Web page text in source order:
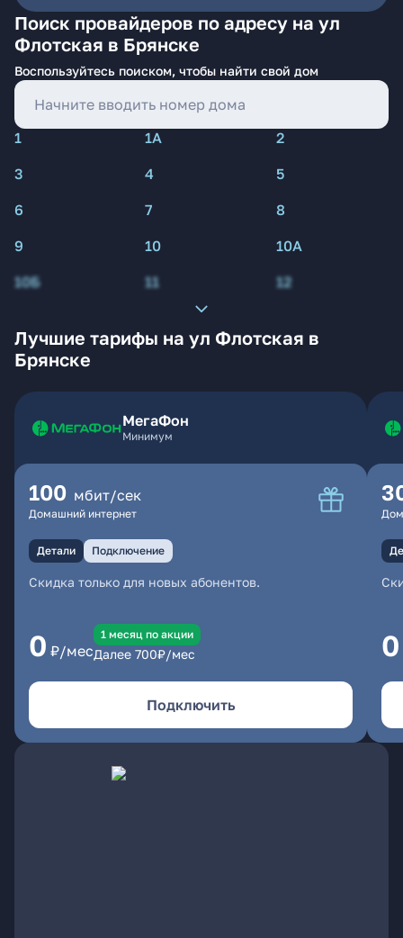
Поиск провайдеров по адресу на ул
Флотская в Брянске
Воспользуйтесь поиском, чтобы найти свой дом
1 1А
2
3
4
5
6
7
8
9
10
10А
10Б
11 12
Лучшие тарифы на ул Флотская в
Брянске
МегаФон
Минимум
100 мбит/сек
Домашний интернет
Детали Подключение
Скидка только для новых абонентов.
0 ₽/мес
1 месяц по акции
Далее 700₽/мес
Подключить
0